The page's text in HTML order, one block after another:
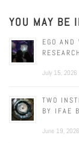
YOU MAY BE
EGO AND
July 15, 2026
TWO
BY IFAE
June 19, 2026